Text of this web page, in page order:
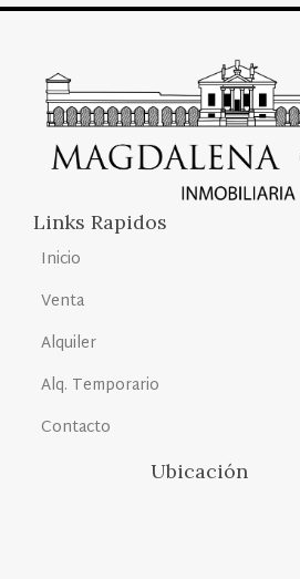
Links Rapidos
Inicio
Venta
Alquiler
Alq. Temporario
Contacto
Ubicación